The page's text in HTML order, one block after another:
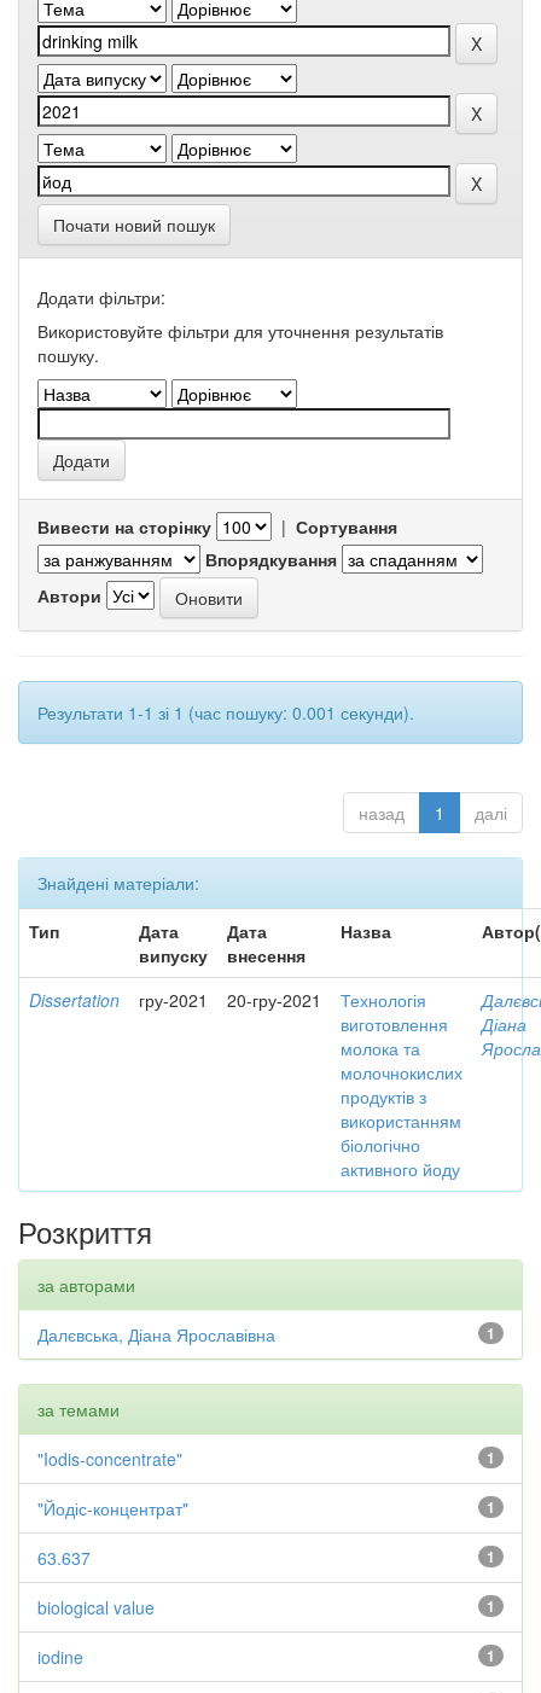
Почати новий пошук
Додати фільтри:
Використовуйте фільтри для уточнення результатів
пошуку.
Вивести на сторінку | Сортування
Впорядкування
Автори
Результати 1-1 зі 1 (час пошуку: 0.001 секунди).
назад 1 далі
Знайдені матеріали:
Тип
Дата
випуску
Дата
внесення
Назва
Dissertation гру-2021 20-гру-2021
Технологія
виготовлення
молока та
молочнокислих
продуктів з
використанням
біологічно
активного йоду
Діана
Розкриття
за авторами
1
Далєвська, Діана Ярославівна
за темами
1
"Iodis-concentrate"
1
"Йодіс-концентрат"
1
63.637
1
biological value
1
iodine